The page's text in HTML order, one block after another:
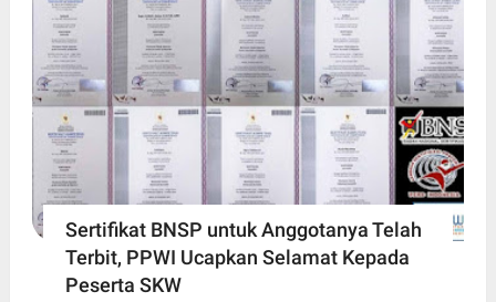
Sertifikat BNSP untuk Anggotanya Telah
Terbit, PPWI Ucapkan Selamat Kepada
Peserta SKW